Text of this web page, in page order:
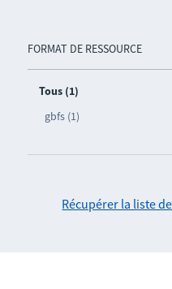
FORMAT DE RESSOURCE
Tous (1)
gbfs (1)
Récupérer la liste